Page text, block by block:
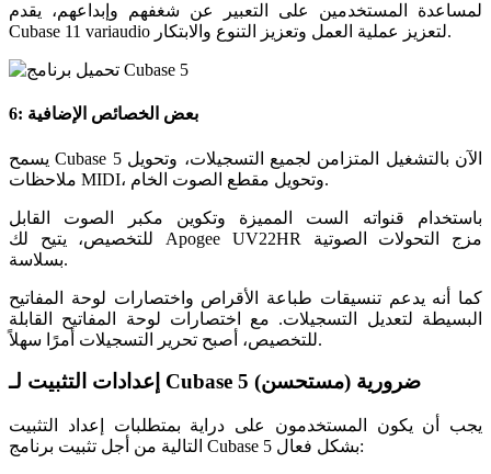
لمساعدة المستخدمين على التعبير عن شغفهم وإبداعهم، يقدم
Cubase 11 variaudio لتعزيز عملية العمل وتعزيز التنوع والابتكار.
6: بعض الخصائص الإضافية
يسمح Cubase 5 الآن بالتشغيل المتزامن لجميع التسجيلات، وتحويل
ملاحظات MIDI، وتحويل مقطع الصوت الخام.
باستخدام قنواته الست المميزة وتكوين مكبر الصوت القابل
للتخصيص، يتيح لك Apogee UV22HR مزج التحولات الصوتية
بسلاسة.
كما أنه يدعم تنسيقات طباعة الأقراص واختصارات لوحة المفاتيح
البسيطة لتعديل التسجيلات. مع اختصارات لوحة المفاتيح القابلة
للتخصيص، أصبح تحرير التسجيلات أمرًا سهلاً.
إعدادات التثبيت لـ Cubase 5 ضرورية (مستحسن)
يجب أن يكون المستخدمون على دراية بمتطلبات إعداد التثبيت
التالية من أجل تثبيت برنامج Cubase 5 بشكل فعال: